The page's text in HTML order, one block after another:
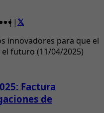
| |
innovadores para que el
futuro (11/04/2025)
Factura
de